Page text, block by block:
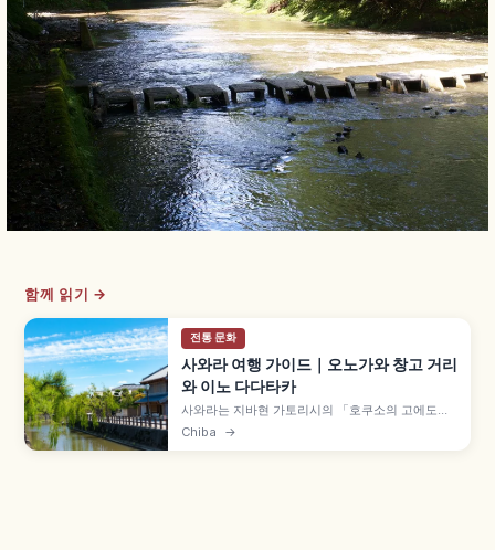
함께 읽기 →
전통 문화
사와라 여행 가이드｜오노가와 창고 거리
와 이노 다다타카
사와라는 지바현 가토리시의 「호쿠소의 고에도」
로 불리는 거리로, 1996년 중요전통적건조물군 보
Chiba →